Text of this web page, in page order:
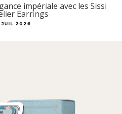
impériale avec les Sissi
Earrings
JUIL 2026